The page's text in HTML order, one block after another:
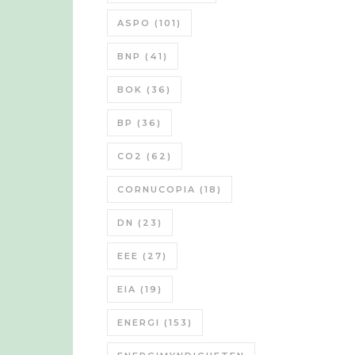
ASPO (101)
BNP (41)
BOK (36)
BP (36)
CO2 (62)
CORNUCOPIA (18)
DN (23)
EEE (27)
EIA (19)
ENERGI (153)